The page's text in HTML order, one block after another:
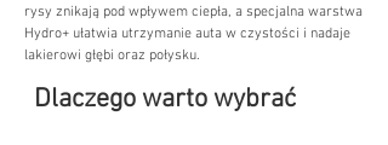
rysy znikają pod wpływem ciepła, a specjalna warstwa
Hydro+ ułatwia utrzymanie auta w czystości i nadaje
lakierowi głębi oraz połysku.
Dlaczego warto wybrać